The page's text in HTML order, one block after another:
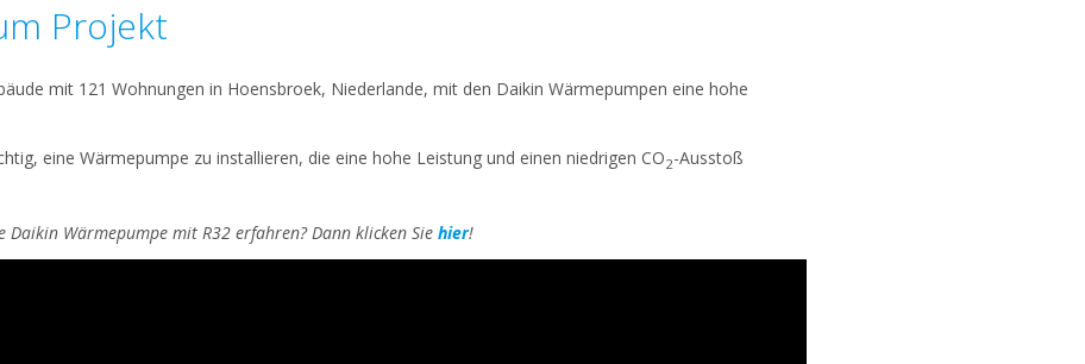
Projekt
mit 121 Wohnungen in Hoensbroek, Niederlande, mit den Daikin Wärmepumpen eine hohe
eine Wärmepumpe zu installieren, die eine hohe Leistung und einen niedrigen CO2-Ausstoß
Daikin Wärmepumpe mit R32 erfahren? Dann klicken Sie hier!